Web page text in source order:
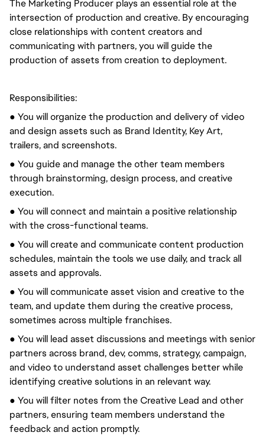
The Marketing Producer plays an essential role at the
intersection of production and creative. By encouraging
close relationships with content creators and
communicating with partners, you will guide the
production of assets from creation to deployment.
Responsibilities:
● You will organize the production and delivery of video
and design assets such as Brand Identity, Key Art,
trailers, and screenshots.
● You guide and manage the other team members
through brainstorming, design process, and creative
execution.
● You will connect and maintain a positive relationship
with the cross-functional teams.
● You will create and communicate content production
schedules, maintain the tools we use daily, and track all
assets and approvals.
● You will communicate asset vision and creative to the
team, and update them during the creative process,
sometimes across multiple franchises.
● You will lead asset discussions and meetings with senior
partners across brand, dev, comms, strategy, campaign,
and video to understand asset challenges better while
identifying creative solutions in an relevant way.
● You will filter notes from the Creative Lead and other
partners, ensuring team members understand the
feedback and action promptly.